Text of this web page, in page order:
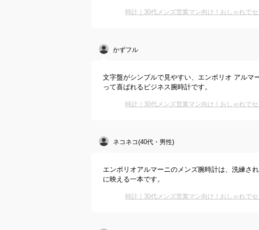
時計｜30代メンズ営業マン向け！おしゃれで
かずフル
文字盤がシンプルで見やすい、エンポリオ アルマ
って喜ばれるビジネス腕時計です。
時計｜30代メンズ営業マン向け！おしゃれで
ネコネコ(40代・男性)
エンポリオアルマーニのメンズ腕時計は、洗練さ
に映える一本です。
時計｜30代メンズ営業マン向け！おしゃれで